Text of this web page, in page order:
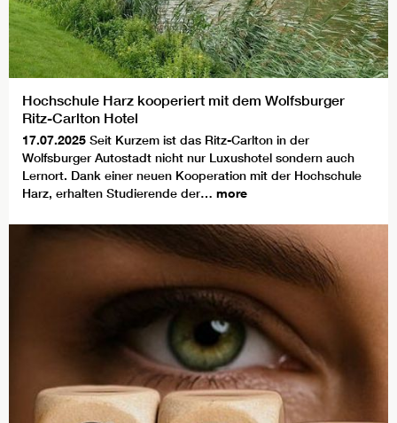
Hochschule Harz kooperiert mit dem Wolfsburger
Ritz-Carlton Hotel
17.07.2025 Seit Kurzem ist das Ritz-Carlton in der
Wolfsburger Autostadt nicht nur Luxushotel sondern auch
Lernort. Dank einer neuen Kooperation mit der Hochschule
Harz, erhalten Studierende der… more